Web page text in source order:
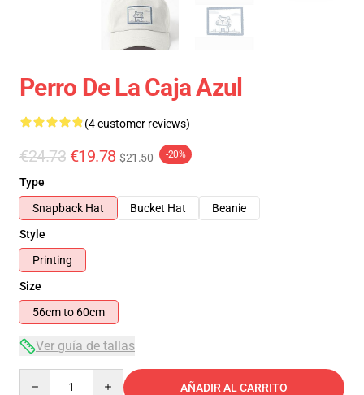
Perro De La Caja Azul
(4 customer reviews)
€24.73 €19.78 $21.50 -20%
Type
Snapback Hat
Bucket Hat
Beanie
Style
Printing
Size
56cm to 60cm
Ver guía de tallas
AÑADIR AL CARRITO